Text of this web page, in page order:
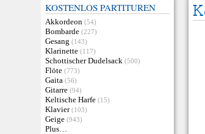
KOSTENLOS PARTITUREN
Akkordeon (54)
Bombarde (227)
Gesang (143)
Klarinette (117)
Schottischer Dudelsack (500)
Flöte (773)
Gaita (56)
Gitarre (94)
Keltische Harfe (15)
Klavier (103)
Geige (943)
Plus…